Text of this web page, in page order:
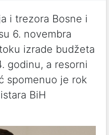
i trezora Bosne i
6. novembra
izrade budžeta
godinu, a resorni
spomenuo je rok
BiH